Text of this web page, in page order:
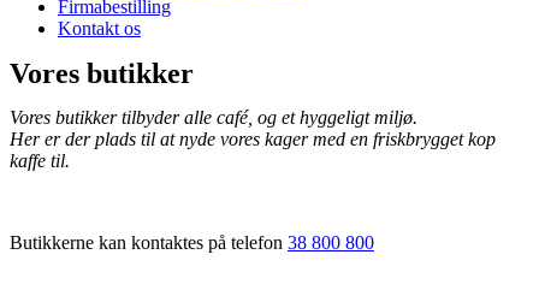
Firmabestilling
Kontakt os
Vores butikker
Vores butikker tilbyder alle café, og et hyggeligt miljø.
​Her er der plads til at nyde vores kager med en friskbrygget kop
kaffe til.
Butikkerne kan kontaktes på telefon 38 800 800